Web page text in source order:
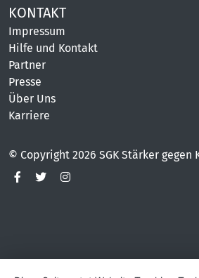
KONTAKT
Impressum
Hilfe und Kontakt
Partner
Presse
Über Uns
Karriere
© Copyright 2026 SGK Stärker gegen